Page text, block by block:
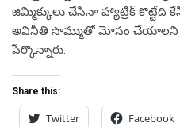
జిమ్మిక్కులు చేసినా హ్యాట్రిక్ కొట్టేది
అవినీతి సొమ్ముతో మోసం చేయాలని
పేర్కొన్నారు.
Share this:
Twitter Facebook